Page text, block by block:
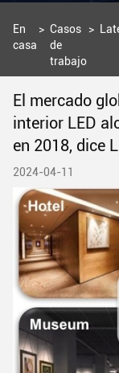
En
casa
> Casos
de
trabajo
>
El mercado
interior LED
en 2018, dice
2024-04-11